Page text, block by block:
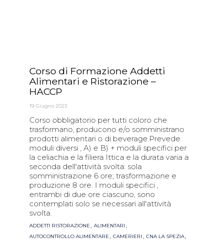
Corso di Formazione Addetti
Alimentari e Ristorazione –
HACCP
19 Giugno 2023
Corso obbligatorio per tutti coloro che
trasformano, producono e/o somministrano
prodotti alimentari o di beverage.Prevede
moduli diversi , A) e B) + moduli specifici per
la celiachia e la filiera Ittica e la durata varia a
seconda dell'attività svolta: sola
somministrazione 6 ore; trasformazione e
produzione 8 ore. I moduli specifici ,
entrambi di due ore ciascuno, sono
contemplati solo se necessari all'attività
svolta.
Tags
ADDETTI RISTORAZIONE , ALIMENTARI ,
AUTOCONTROLLO ALIMENTARE , CAMERIERI , CNA LA SPEZIA,